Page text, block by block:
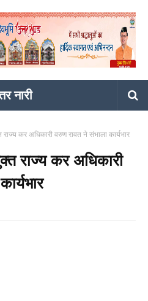
नारी
कर अधिकारी वरुण रावत ने संभाला कार्यभार
राज्य कर अधिकारी